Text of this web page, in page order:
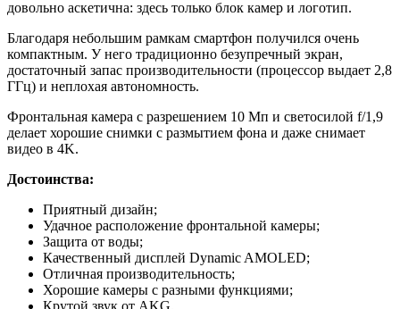
довольно аскетична: здесь только блок камер и логотип.
Благодаря небольшим рамкам смартфон получился очень
компактным. У него традиционно безупречный экран,
достаточный запас производительности (процессор выдает 2,8
ГГц) и неплохая автономность.
Фронтальная камера с разрешением 10 Мп и светосилой f/1,9
делает хорошие снимки с размытием фона и даже снимает
видео в 4K.
Достоинства:
Приятный дизайн;
Удачное расположение фронтальной камеры;
Защита от воды;
Качественный дисплей Dynamic AMOLED;
Отличная производительность;
Хорошие камеры с разными функциями;